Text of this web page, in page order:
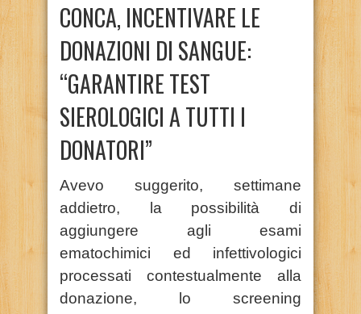
CONCA, INCENTIVARE LE
DONAZIONI DI SANGUE:
“GARANTIRE TEST
SIEROLOGICI A TUTTI I
DONATORI”
Avevo suggerito, settimane
addietro, la possibilità di
aggiungere agli esami
ematochimici ed infettivologici
processati contestualmente alla
donazione, lo screening